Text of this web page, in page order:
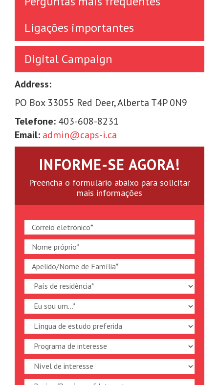
Ligações importantes
Digital Campaign
Address:
PO Box 33055 Red Deer, Alberta T4P 0N9
Telefone: 403-608-8231
Email: admin@caps-i.ca
INFORME-SE AGORA!
Preencha o formulário abaixo para solicitar
mais informações